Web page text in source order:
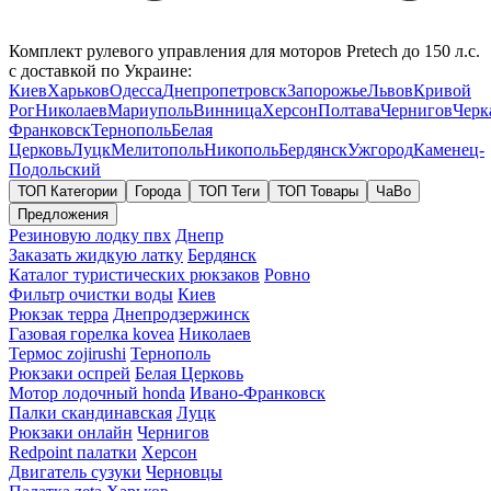
Комплект рулевого управления для моторов Pretech до 150 л.с.
с доставкой по Украине:
КиевХарьковОдессаДнепропетровскЗапорожьеЛьвовКривой
РогНиколаевМариупольВинницаХерсонПолтаваЧернигов
ФранковскТернопольБелая
ЦерковьЛуцкМелитопольНикопольБердянскУжгородКаменец-
Подольский
ТОП Категории Города ТОП Теги ТОП Товары
ЧаВо
Предложения
Резиновую лодку пвх Днепр
Заказать жидкую латку Бердянск
Каталог туристических рюкзаков Ровно
Фильтр очистки воды Киев
Рюкзак терра Днепродзержинск
Газовая горелка kovea Николаев
Термос zojirushi Тернополь
Рюкзаки оспрей Белая Церковь
Мотор лодочный honda Ивано-Франковск
Палки скандинавская Луцк
Рюкзаки онлайн Чернигов
Redpoint палатки Херсон
Двигатель сузуки Черновцы